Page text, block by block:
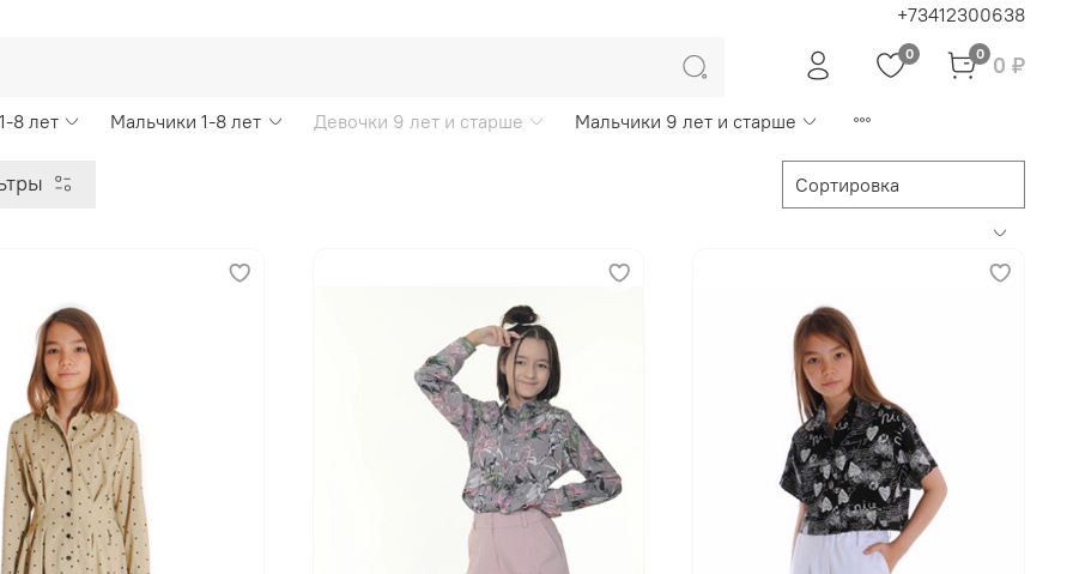
+73412300638
0 0 0 ₽
8 лет Мальчики 1-8 лет Девочки 9 лет и старше Мальчики 9 лет и старше